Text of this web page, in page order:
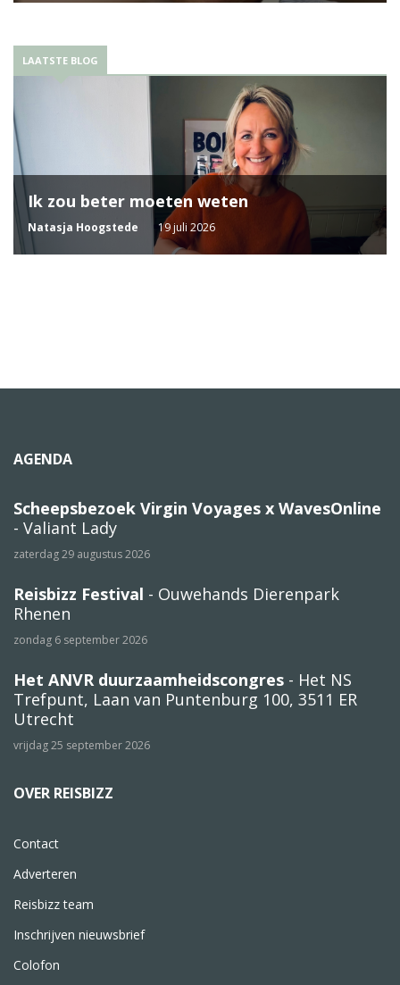
LAATSTE BLOG
Ik zou beter moeten weten
Natasja Hoogstede 19 juli 2026
AGENDA
Scheepsbezoek Virgin Voyages x WavesOnline
- Valiant Lady
zaterdag 29 augustus 2026
Reisbizz Festival - Ouwehands Dierenpark
Rhenen
zondag 6 september 2026
Het ANVR duurzaamheidscongres - Het NS
Trefpunt, Laan van Puntenburg 100, 3511 ER
Utrecht
vrijdag 25 september 2026
OVER REISBIZZ
Contact
Adverteren
Reisbizz team
Inschrijven nieuwsbrief
Colofon